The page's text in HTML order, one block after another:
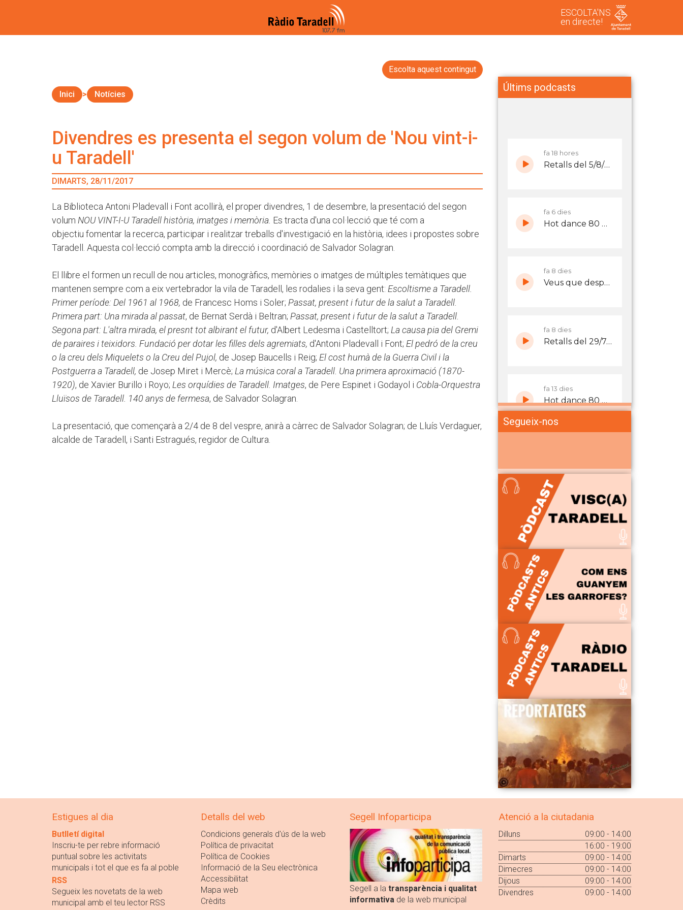
ESCOLTA'NS
en directe!
Escolta aquest contingut
Inici Notícies
Divendres es presenta el segon volum de 'Nou vint-i-
u Taradell'
DIMARTS, 28/11/2017
La Biblioteca Antoni Pladevall i Font acollirà, el proper divendres, 1 de desembre, la presentació del segon
volum NOU VINT-I-U Taradell història, imatges i memòria. Es tracta d'una col·lecció que té com a
objectiu fomentar la recerca, participar i realitzar treballs d'investigació en la història, idees i propostes sobre
Taradell. Aquesta col·lecció compta amb la direcció i coordinació de Salvador Solagran.
El llibre el formen un recull de nou articles, monogràfics, memòries o imatges de múltiples temàtiques que
mantenen sempre com a eix vertebrador la vila de Taradell, les rodalies i la seva gent: Escoltisme a Taradell.
Primer període: Del 1961 al 1968, de Francesc Homs i Soler; Passat, present i futur de la salut a Taradell.
Primera part: Una mirada al passat, de Bernat Serdà i Beltran; Passat, present i futur de la salut a Taradell.
Segona part: L'altra mirada, el presnt tot albirant el futur, d'Albert Ledesma i Castelltort; La causa pia del Gremi
de paraires i teixidors. Fundació per dotar les filles dels agremiats, d'Antoni Pladevall i Font; El pedró de la creu
o la creu dels Miquelets o la Creu del Pujol, de Josep Baucells i Reig; El cost humà de la Guerra Civil i la
Postguerra a Taradell, de Josep Miret i Mercè; La música coral a Taradell. Una primera aproximació (1870-
1920), de Xavier Burillo i Royo; Les orquídies de Taradell. Imatges, de Pere Espinet i Godayol i Cobla-Orquestra
Lluïsos de Taradell. 140 anys de fermesa, de Salvador Solagran.
La presentació, que començarà a 2/4 de 8 del vespre, anirà a càrrec de Salvador Solagran; de Lluís Verdaguer,
alcalde de Taradell, i Santi Estragués, regidor de Cultura.
Últims podcasts
Segueix-nos
Estigues al dia
Butlletí digital
Inscriu-te per rebre informació
puntual sobre les activitats
municipals i tot el que es fa al poble
RSS
Segueix les novetats de la web
municipal amb el teu lector RSS
Detalls del web
Condicions generals d'ús de la web
Política de privacitat
Política de Cookies
Informació de la Seu electrònica
Accessibilitat
Mapa web
Crèdits
Segell Infoparticipa
Segell a la transparència i qualitat
informativa de la web municipal
Atenció a la ciutadania
Dilluns
09:00 - 14:00
16:00 - 19:00
Dimarts
09:00 - 14:00
Dimecres
09:00 - 14:00
Dijous
09:00 - 14:00
Divendres
09:00 - 14:00